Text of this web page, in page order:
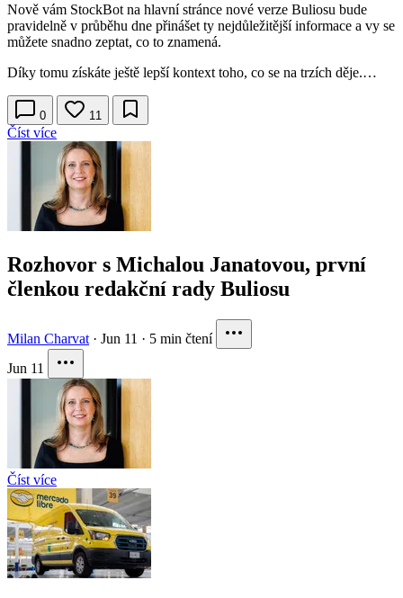
Nově vám StockBot na hlavní stránce nové verze Buliosu bude
pravidelně v průběhu dne přinášet ty nejdůležitější informace a vy se
můžete snadno zeptat, co to znamená.
Díky tomu získáte ještě lepší kontext toho, co se na trzích děje.…
0 11
Číst více
Rozhovor s Michalou Janatovou, první
členkou redakční rady Buliosu
Milan Charvat · Jun 11 · 5 min čtení
Jun 11
Číst více